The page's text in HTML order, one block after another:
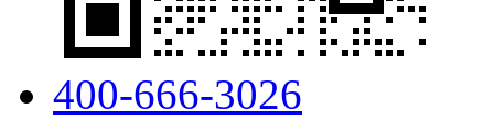
400-666-3026